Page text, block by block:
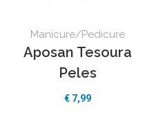
Manicure/Pedicure
Aposan Tesoura
Peles
€ 7,99